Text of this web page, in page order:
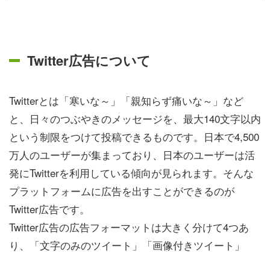
Twitter広告について
Twitterとは「寒いな～」「親知らず痛いな～」など
と、日々のつぶやきのメッセージを、最大140文字以内
という制限をつけて投稿できるものです。日本で4,500
万人のユーザーが集まっており、日本のユーザーは活
発にTwitterを利用している傾向が見られます。そんな
プラットフォームに広告を出すことができるのが
Twitter広告です。
Twitter広告の広告フォーマットは大きく分けて4つあ
り、「文字のみのツイート」「画像付きツイート」